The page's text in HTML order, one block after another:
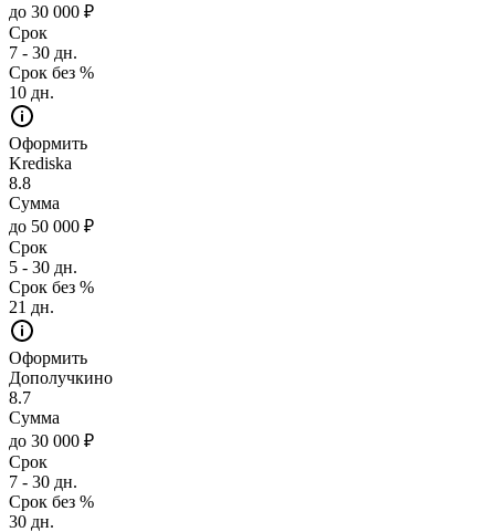
до 30 000 ₽
Срок
7 - 30 дн.
Срок без %
10 дн.
Оформить
Krediska
8.8
Сумма
до 50 000 ₽
Срок
5 - 30 дн.
Срок без %
21 дн.
Оформить
Дополучкино
8.7
Сумма
до 30 000 ₽
Срок
7 - 30 дн.
Срок без %
30 дн.